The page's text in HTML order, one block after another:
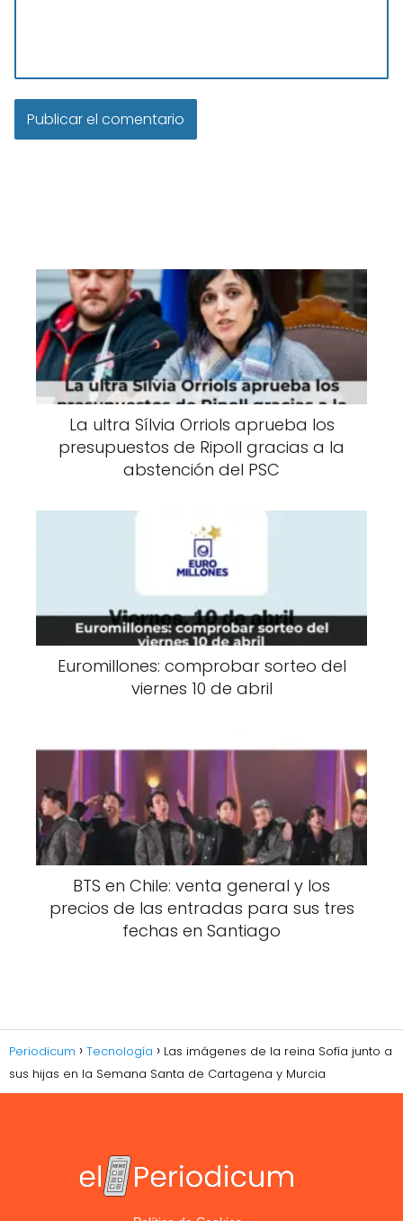
La ultra Sílvia Orriols aprueba los
presupuestos de Ripoll gracias a la
abstención del PSC
Euromillones: comprobar sorteo del
viernes 10 de abril
BTS en Chile: venta general y los
precios de las entradas para sus tres
fechas en Santiago
Periodicum Tecnología
Las imágenes de la reina Sofía junto a
sus hijas en la Semana Santa de Cartagena y Murcia